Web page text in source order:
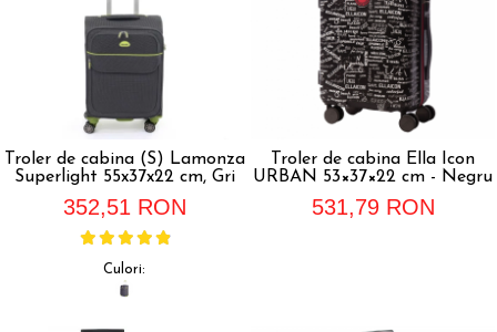
Troler de cabina (S) Lamonza
Superlight 55x37x22 cm, Gri
352,51 RON
Culori:
Troler de cabina Ella Icon
URBAN 53×37×22 cm - Negru
531,79 RON